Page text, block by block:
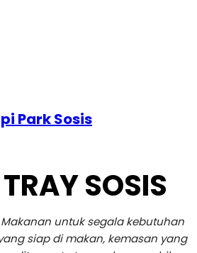
Park Sosis
SOSIS
untuk segala kebutuhan
siap di makan, kemasan yang